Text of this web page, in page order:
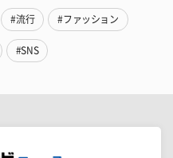
#流行 #ファッション
#SNS